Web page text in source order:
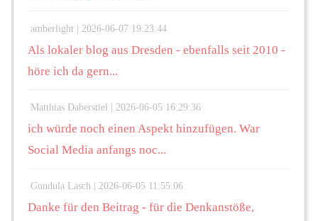
amberlight | 2026-06-07 19:23:44
Als lokaler blog aus Dresden - ebenfalls seit 2010 -
höre ich da gern...
Matthias Daberstiel | 2026-06-05 16:29:36
ich würde noch einen Aspekt hinzufügen. War
Social Media anfangs noc...
Gundula Lasch | 2026-06-05 11:55:06
Danke für den Beitrag - für die Denkanstöße,